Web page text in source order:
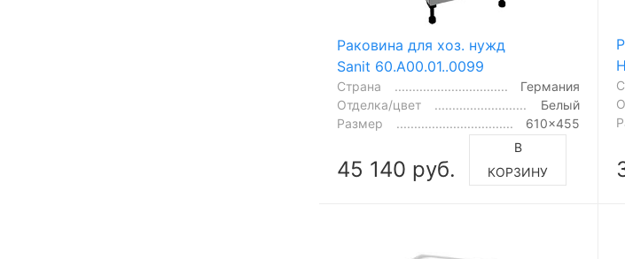
Раковина для хоз. нужд
Sanit 60.A00.01..0099
Страна
Германия
Отделка/цвет
Белый
Размер
610x455
45 140 руб.
В
КОРЗИНУ